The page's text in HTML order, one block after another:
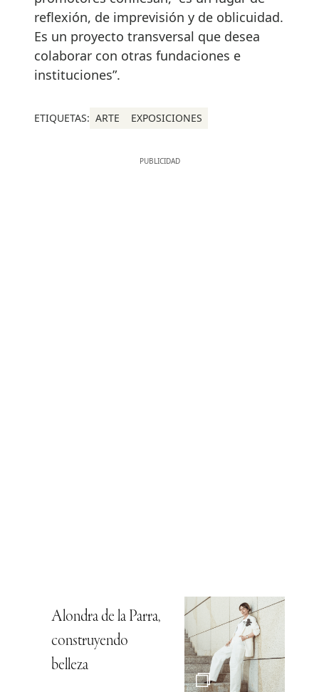
reflexión, de imprevisión y de oblicuidad.
Es un proyecto transversal que desea
colaborar con otras fundaciones e
instituciones”.
ETIQUETAS: ARTE EXPOSICIONES
Alondra de la Parra,
construyendo
belleza